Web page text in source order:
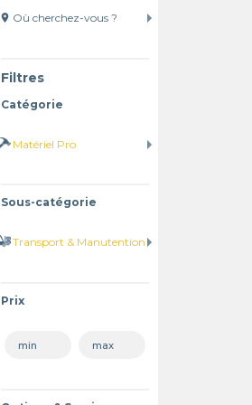
location_on
Filtres
Catégorie
Sous-catégorie
Prix